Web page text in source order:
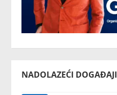
NADOLAZEĆI DOGAĐAJI